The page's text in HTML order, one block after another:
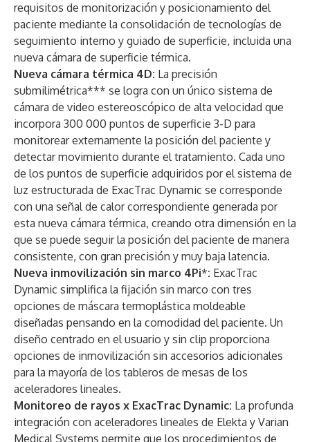
requisitos de monitorización y posicionamiento del
paciente mediante la consolidación de tecnologías de
seguimiento interno y guiado de superficie, incluida una
nueva cámara de superficie térmica.
Nueva cámara térmica 4D: La precisión
submilimétrica*** se logra con un único sistema de
cámara de video estereoscópico de alta velocidad que
incorpora 300 000 puntos de superficie 3-D para
monitorear externamente la posición del paciente y
detectar movimiento durante el tratamiento. Cada uno
de los puntos de superficie adquiridos por el sistema de
luz estructurada de ExacTrac Dynamic se corresponde
con una señal de calor correspondiente generada por
esta nueva cámara térmica, creando otra dimensión en la
que se puede seguir la posición del paciente de manera
consistente, con gran precisión y muy baja latencia.
Nueva inmovilización sin marco 4Pi*: ExacTrac
Dynamic simplifica la fijación sin marco con tres
opciones de máscara termoplástica moldeable
diseñadas pensando en la comodidad del paciente. Un
diseño centrado en el usuario y sin clip proporciona
opciones de inmovilización sin accesorios adicionales
para la mayoría de los tableros de mesas de los
aceleradores lineales.
Monitoreo de rayos x ExacTrac Dynamic: La profunda
integración con aceleradores lineales de Elekta y Varian
Medical Systems permite que los procedimientos de